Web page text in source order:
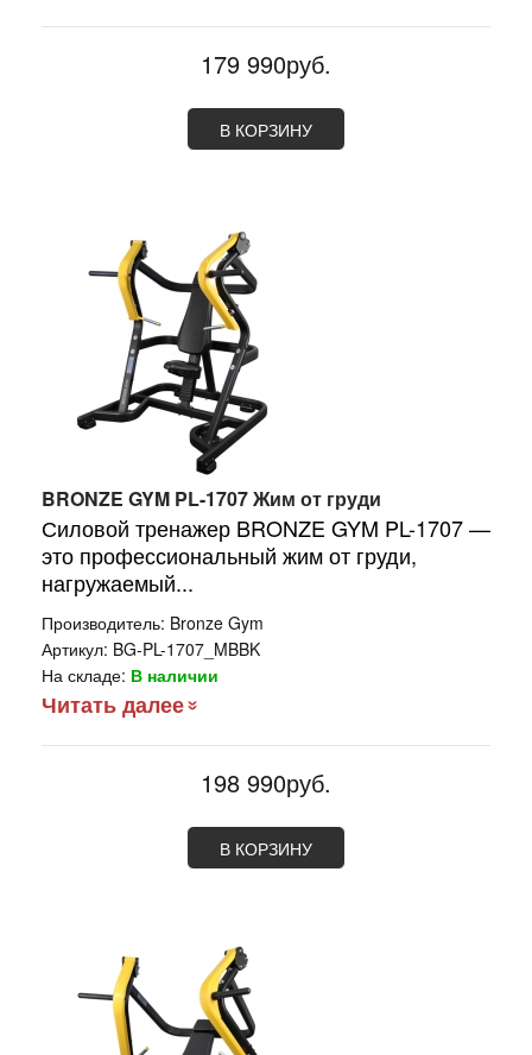
179 990руб.
В КОРЗИНУ
BRONZE GYM PL-1707 Жим от груди
Силовой тренажер BRONZE GYM PL-1707 —
это профессиональный жим от груди,
нагружаемый...
Производитель: Bronze Gym
Артикул: BG-PL-1707_MBBK
На складе: В наличии
Читать далее
198 990руб.
В КОРЗИНУ